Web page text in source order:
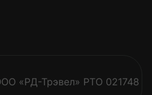
«РД-Трэвел» РТО 021748